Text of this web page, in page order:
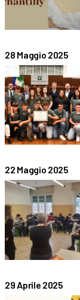
28 Maggio 2025
22 Maggio 2025
29 Aprile 2025